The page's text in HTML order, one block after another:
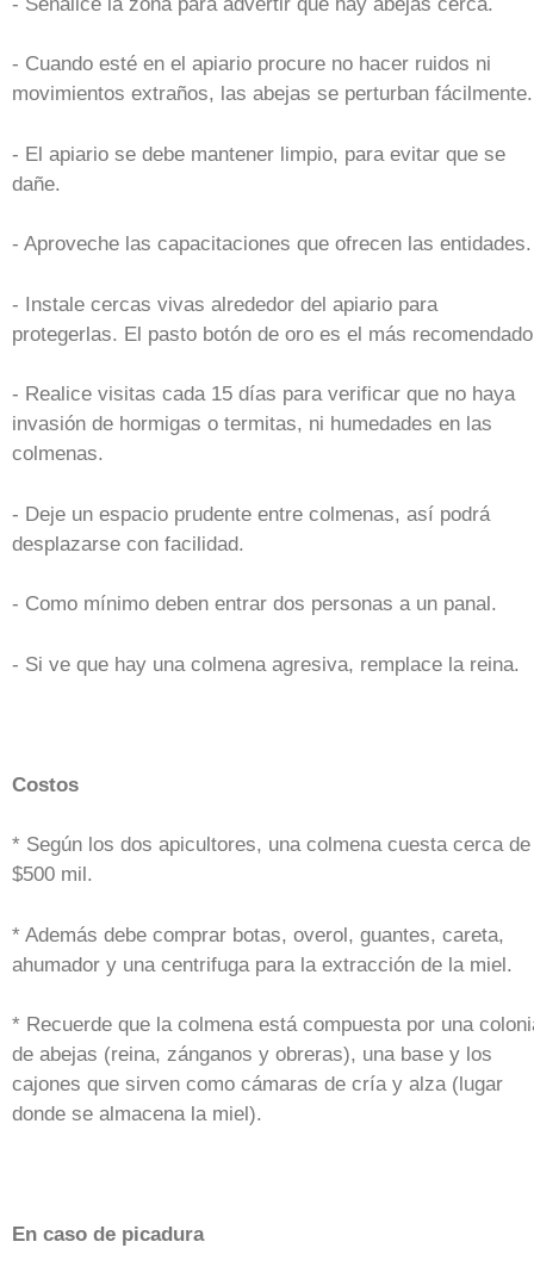
- Cuando esté en el apiario procure no hacer ruidos ni
movimientos extraños, las abejas se perturban fácilmente.
- El apiario se debe mantener limpio, para evitar que se
dañe.
- Aproveche las capacitaciones que ofrecen las entidades.
- Instale cercas vivas alrededor del apiario para
protegerlas. El pasto botón de oro es el más
- Realice visitas cada 15 días para verificar que no haya
invasión de hormigas o termitas, ni humedades en las
colmenas.
- Deje un espacio prudente entre colmenas, así podrá
desplazarse con facilidad.
- Como mínimo deben entrar dos personas a un panal.
- Si ve que hay una colmena agresiva, remplace la reina.
Costos
* Según los dos apicultores, una colmena cuesta cerca de
$500 mil.
* Además debe comprar botas, overol, guantes, careta,
ahumador y una centrifuga para la extracción de la miel.
* Recuerde que la colmena está compuesta por una
de abejas (reina, zánganos y obreras), una base y los
cajones que sirven como cámaras de cría y alza (lugar
donde se almacena la miel).
En caso de picadura